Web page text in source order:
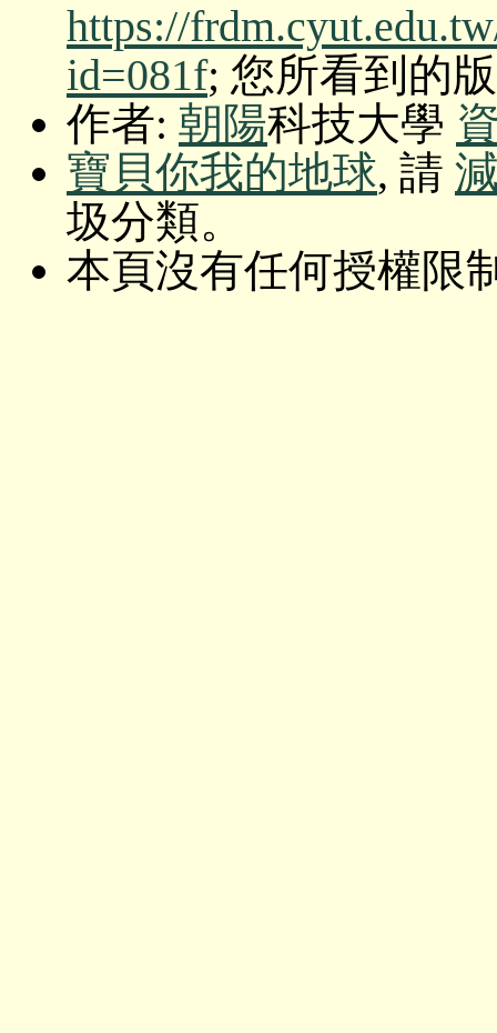
https://
id=081f; 您所看到的版
作者: 朝陽科技大學
寶貝你我的地球, 請
圾分類。
本頁沒有任何授權限